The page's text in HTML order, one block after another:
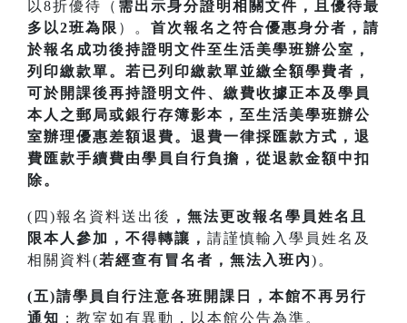
以8折優待（ 需出示身分證明相關文件，且優待最
多以2班為限 ）。 首次報名之符合優惠身分者，請
於報名成功後持證明文件至生活美學班辦公室，
列印繳款單。若已列印繳款單並繳全額學費者，
可於開課後再持證明文件、繳費收據正本及學員
本人之郵局或銀行存簿影本，至生活美學班辦公
室辦理優惠差額退費。 退費一律採匯款方式，退
費匯款手續費由學員自行負擔，從退款金額中扣
除。
(四)報名資料送出後 ，無法更改報名學員姓名且
限本人參加，不得轉讓， 請謹慎輸入學員姓名及
相關資料(若經查有冒名者，無法入班內)。
(五)請學員自行注意各班開課日，本館不再另行
通知 ；教室如有異動，以本館公告為準。